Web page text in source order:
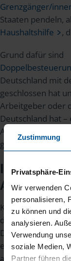
Zustimmung
Privatsphäre-
Wir verwenden
personalisieren,
zu können und
analysieren.
Verwendung
soziale Medien,
Partner führen
Grenzgänger/
Staaten pendeln,
Haushaltshilfe
,
Grund dafür sind
Deutschland mit
geschlossen hat
Arbeitgeber oder
Deutschland hat –
Ausländer/in hier
gezahlt werden.
Asien
Kommen
dem Deutschland
es etwas
auf einige Länder